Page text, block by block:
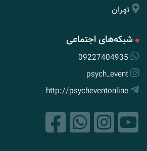
تهران
شبکه‌های اجتماعی
09227404935
psych_event
http://psycheventonline